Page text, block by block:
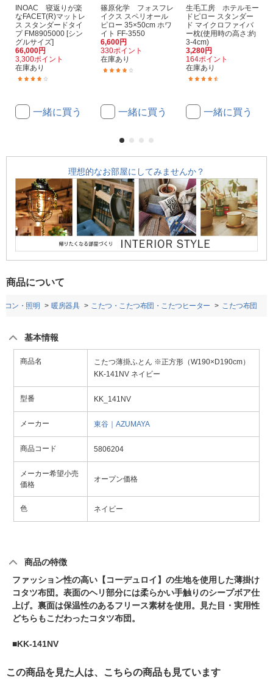
INOAC 寝返りが楽
なFACET(R)マットレ
ス スタンダードタイ
プ FM8905000 [シン
グルサイズ]
66,000円
3,300ポイント
在庫あり
一緒に買う
篠原化学 フォスフレ
イクス スペリオール
ピロー 35×50cm ホワ
イト FF-3550
6,600円
330ポイント
在庫あり
一緒に買う
生毛工房 ホテルモー
ドピロー スタンダー
ド マイクロファイバ
ー枕(使用時の高さ:約
3-4cm)
3,280円
164ポイント
在庫あり
一緒に買う
理想的なお部屋にしてみませんか？
商品について
コン・照明 暖房器具 こたつ・こたつ布団・こたつヒーター こたつ布団
基本情報
商品名
こたつ薄掛ふとん ※正方形（W190×D190cm）
KK-141NV ネイビー
型番 KK_141NV
メーカー 東谷｜AZUMAYA
商品コード 5806204
メーカー希望小売
価格
オープン価格
色 ネイビー
商品の特徴
ファッション性の高い【コーデュロイ】の生地を使用した薄掛け
コタツ布団。表面のヘリ部分には柔らかい手触りのシープボア仕
上げ。裏面は保温性のあるフリース素材を使用。見た目・実用性
どちらもこだわったコタツ布団。
■KK-141NV
この商品を見た人は、こちらの商品も見ています